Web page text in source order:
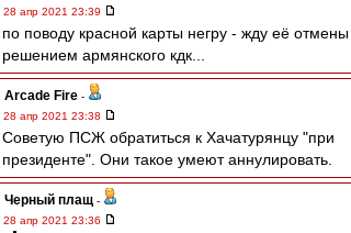
28 апр 2021 23:39
по поводу красной карты негру - жду её отмены
решением армянского кдк...
Arcade Fire -
28 апр 2021 23:38
Советую ПСЖ обратиться к Хачатурянцу "при
президенте". Они такое умеют аннулировать.
Черный плащ -
28 апр 2021 23:36